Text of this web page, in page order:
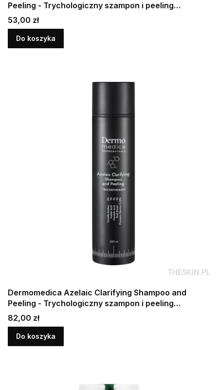
Peeling - Trychologiczny szampon i peeling
oczyszczający 10 x 10 ml
Cena
53,00 zł
Do koszyka
Dermomedica Azelaic Clarifying Shampoo and
Peeling - Trychologiczny szampon i peeling
oczyszczający 200 ml
Cena
82,00 zł
Do koszyka